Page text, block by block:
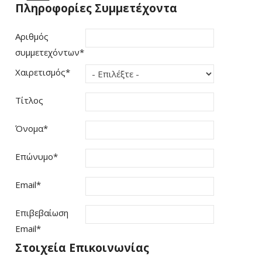
Πληροφορίες Συμμετέχοντα
Αριθμός
συμμετεχόντων*
Χαιρετισμός*
Τίτλος
Όνομα*
Επώνυμο*
Email*
Επιβεβαίωση
Email*
Στοιχεία Επικοινωνίας